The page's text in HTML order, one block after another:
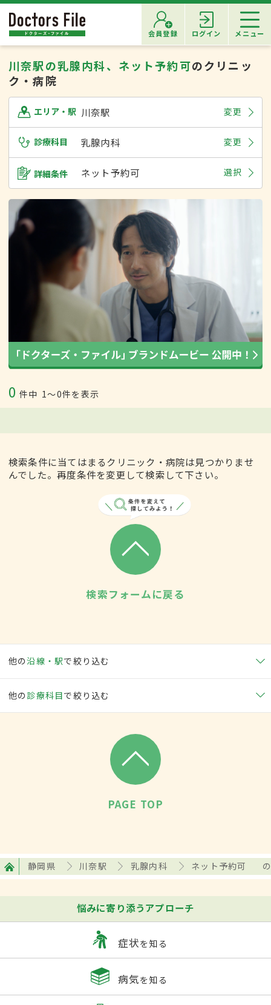
会員登録 ログイン メニュー
川奈駅の乳腺内科、ネット予約可のクリニッ
ク・病院
エリア・駅 川奈駅 変更
診療科目 乳腺内科 変更
詳細条件 ネット予約可 選択
0 件中 1〜0件を表示
検索条件に当てはまるクリニック・病院は見つかりませ
んでした。再度条件を変更して検索して下さい。
検索フォームに戻る
他の沿線・駅で絞り込む
他の 診療科目で絞り込む
PAGE TOP
静岡県 川奈駅 乳腺内科 ネット予約可
悩みに寄り添うアプローチ
症状を知る
病気を知る